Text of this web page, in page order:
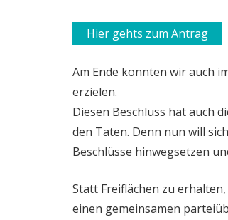
Hier gehts zum Antrag
Am Ende konnten wir auch
erzielen.
Diesen Beschluss hat auch
den Taten. Denn nun will
Beschlüsse hinwegsetzen
Statt Freiflächen zu
einen gemeinsamen